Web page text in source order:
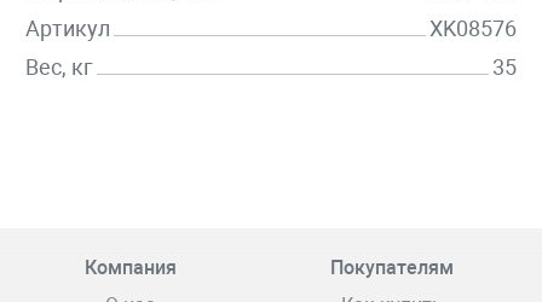
Артикул
XK08576
Вес, кг
35
Компания
Покупателям